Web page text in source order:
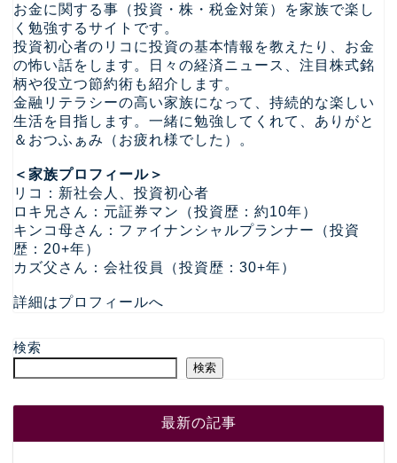
お金に関する事（投資・株・税金対策）を家族で楽し
く勉強するサイトです。
投資初心者のリコに投資の基本情報を教えたり、お金
の怖い話をします。日々の経済ニュース、注目株式銘
柄や役立つ節約術も紹介します。
金融リテラシーの高い家族になって、持続的な楽しい
生活を目指します。一緒に勉強してくれて、ありがと
＆おつふぁみ（お疲れ様でした）。
＜家族プロフィール＞
リコ：新社会人、投資初心者
ロキ兄さん：元証券マン（投資歴：約10年）
キンコ母さん：ファイナンシャルプランナー（投資
歴：20+年）
カズ父さん：会社役員（投資歴：30+年）
詳細はプロフィールへ
検索
検索
最新の記事